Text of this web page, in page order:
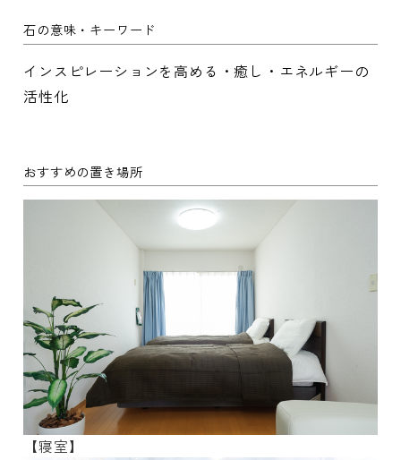
石の意味・キーワード
インスピレーションを高める・癒し・エネルギーの
活性化
おすすめの置き場所
【寝室】